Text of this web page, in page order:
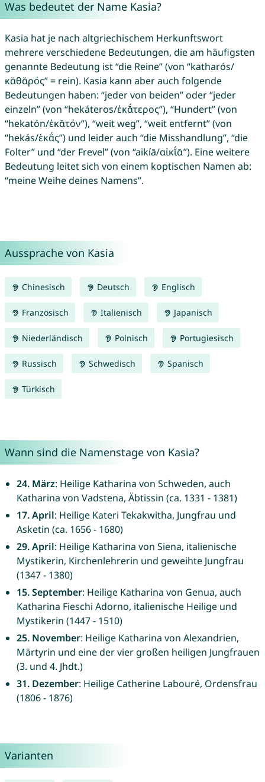
Was bedeutet der Name Kasia?
Kasia hat je nach altgriechischem Herkunftswort
mehrere verschiedene Bedeutungen, die am häufigsten
genannte Bedeutung ist “die Reine” (von “katharós/
κᾰθᾰρός” = rein). Kasia kann aber auch folgende
Bedeutungen haben: “jeder von beiden” oder “jeder
einzeln” (von “hekáteros/ἑκᾰ́τερος”), “Hundert” (von
“hekatón/ἑκᾰτόν”), “weit weg”, “weit entfernt” (von
“hekás/ἑκᾰ́ς”) und leider auch “die Misshandlung”, “die
Folter” und “der Frevel” (von “aikíā/αἰκῐ́ᾱ”). Eine weitere
Bedeutung leitet sich von einem koptischen Namen ab:
“meine Weihe deines Namens”.
Aussprache von Kasia
Chinesisch Deutsch Englisch
Französisch Italienisch Japanisch
Niederländisch Polnisch Portugiesisch
Russisch Schwedisch Spanisch
Türkisch
Wann sind die Namenstage von Kasia?
24. März: Heilige Katharina von Schweden, auch
Katharina von Vadstena, Äbtissin (ca. 1331 - 1381)
17. April: Heilige Kateri Tekakwitha, Jungfrau und
Asketin (ca. 1656 - 1680)
29. April: Heilige Katharina von Siena, italienische
Mystikerin, Kirchenlehrerin und geweihte Jungfrau
(1347 - 1380)
15. September: Heilige Katharina von Genua, auch
Katharina Fieschi Adorno, italienische Heilige und
Mystikerin (1447 - 1510)
25. November: Heilige Katharina von Alexandrien,
Märtyrin und eine der vier großen heiligen Jungfrauen
(3. und 4. Jhdt.)
31. Dezember: Heilige Catherine Labouré, Ordensfrau
(1806 - 1876)
Varianten